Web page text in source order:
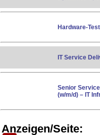
Hardware-
IT Service
Senior
(w/m/d) – IT
Anzeigen/Seite: